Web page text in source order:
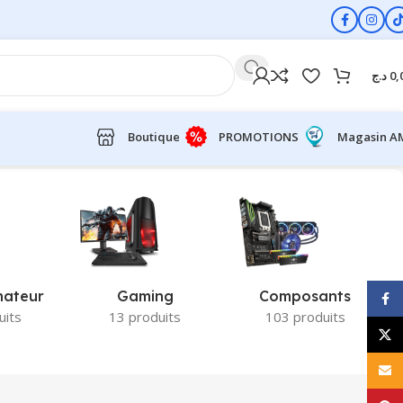
د.ج
Boutique PROMOTIONS Magasin
Gaming
13 produits
Composants
103 produits
E-